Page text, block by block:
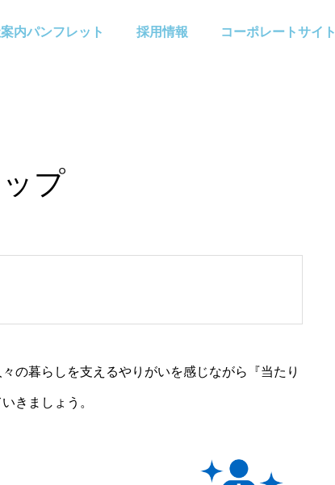
内パンフレット 採用情報 コーポレートサイト
プ
の暮らしを支えるやりがいを感じながら『当たり
きましょう。